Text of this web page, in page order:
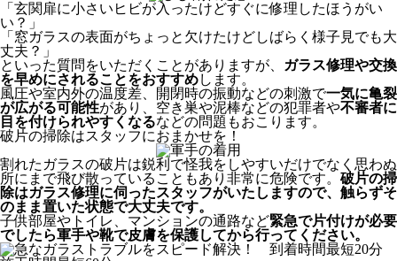
「玄関扉に小さいヒビが入ったけどすぐに修理したほうがい
い？」
「窓ガラスの表面がちょっと欠けたけどしばらく様子見でも大
丈夫？」
といった質問をいただくことがありますが、
ガラス修理や交換
を早めにされることをおすすめします。
風圧や室内外の温度差、開閉時の振動などの刺激で一気に亀裂
が広がる可能性があり、空き巣や泥棒などの犯罪者や不審者に
目を付けられやすくなるなどの問題もおこります。
破片の掃除はスタッフにおまかせを！
割れたガラスの破片は鋭利で怪我をしやすいだけでなく思わぬ
所にまで飛び散っていることもあり非常に危険です。 破片の掃
除はガラス修理に伺ったスタッフがいたしますので、触らずそ
のまま置いた状態で大丈夫です。
子供部屋やトイレ、マンションの通路など緊急で片付けが必要
でしたら軍手や靴で皮膚を保護してから行ってください。